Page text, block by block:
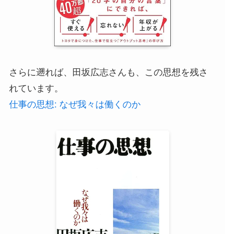
さらに遡れば、田坂広志さんも、この思想を残さ
れています。
仕事の思想: なぜ我々は働くのか